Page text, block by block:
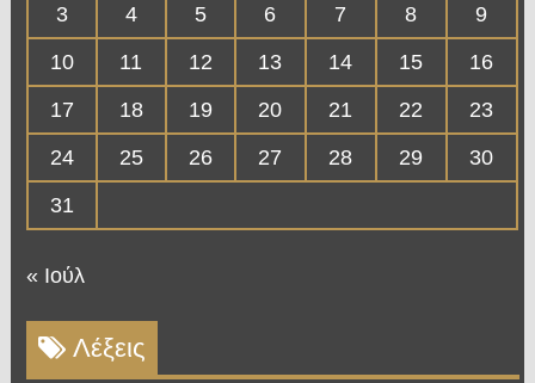
3
4 5 6 7 8
9
10
11 12 13 14 15
16
17
18 19 20 21 22
23
24
25 26 27 28 29
30
31
« Ιούλ
Λέξεις